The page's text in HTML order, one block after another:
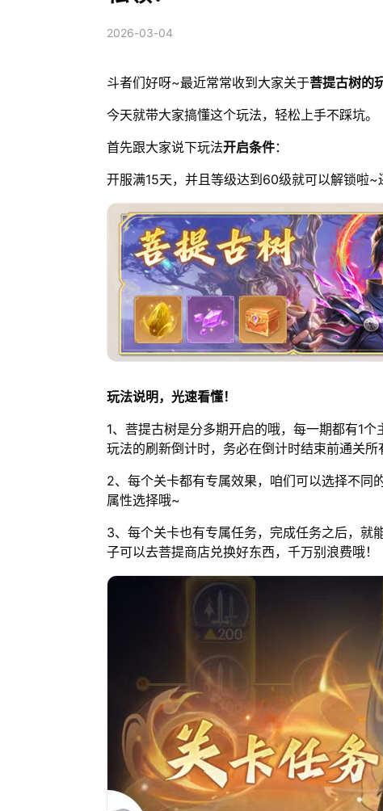
2026-03-04
斗者们好呀~最近常常收到大家关于菩提古树的
今天就带大家搞懂这个玩法，轻松上手不踩坑。
首先跟大家说下玩法开启条件：
开服满15天，并且等级达到60级就可以解锁啦
玩法说明，光速看懂！
1、菩提古树是分多期开启的哦，每一期都有1
玩法的刷新倒计时，务必在倒计时结束前通关
2、每个关卡都有专属效果，咱们可以选择不同
属性选择哦~
3、每个关卡也有专属任务，完成任务之后，就
子可以去菩提商店兑换好东西，千万别浪费哦！